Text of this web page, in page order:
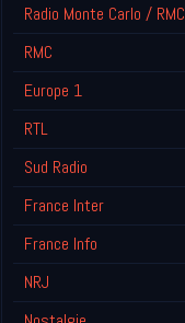
Radio Monte Carlo / RMC
RMC
Europe 1
RTL
Sud Radio
France Inter
France Info
NRJ